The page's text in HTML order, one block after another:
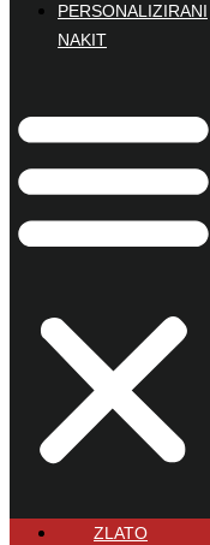
PERSONALIZIRANI
NAKIT
ZLATO